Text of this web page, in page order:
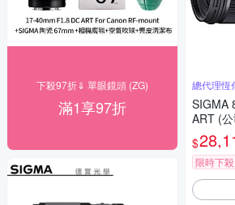
下殺97折⇓ 單眼鏡頭 (ZG)
滿1享97折
總代理恆
SIGMA
ART (
人像鏡
$
限時下殺